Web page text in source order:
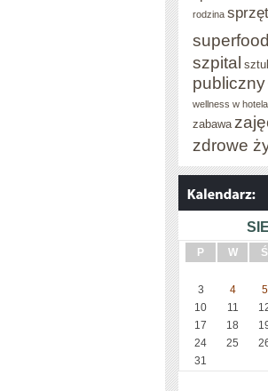
rodzina
szpital
publiczny
wellness w
zabawa
zdrowe
P W Ś
3
4 5
10
11
17
18
24
25
31